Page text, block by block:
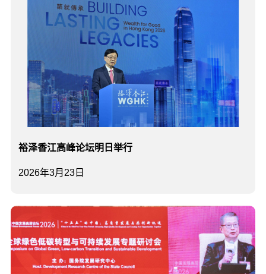
2026年3月23日
裕泽香江高峰论坛明日举行